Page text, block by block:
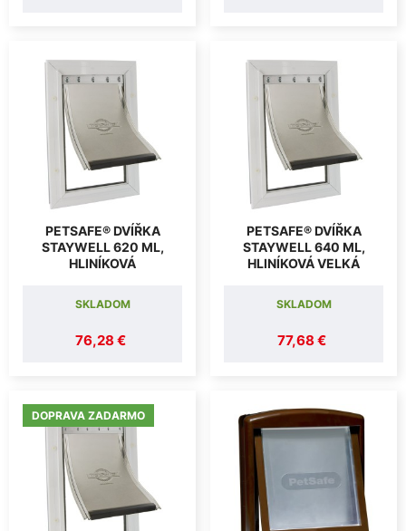
PETSAFE® DVÍŘKA
STAYWELL 620 ML,
HLINÍKOVÁ
76,28 €
SKLADOM
PETSAFE® DVÍŘKA
STAYWELL 640 ML,
HLINÍKOVÁ VELKÁ
77,68 €
SKLADOM
DOPRAVA ZADARMO